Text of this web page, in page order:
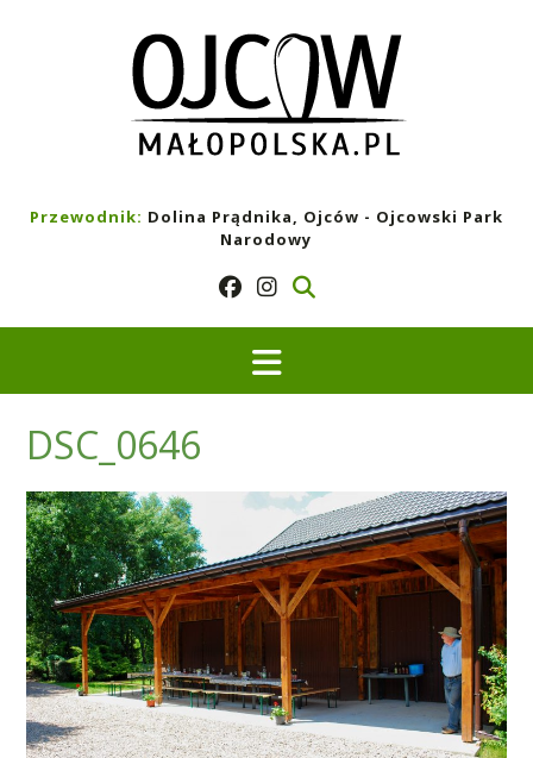
Przewodnik: Dolina Prądnika, Ojców - Ojcowski Park
Narodowy
DSC_0646